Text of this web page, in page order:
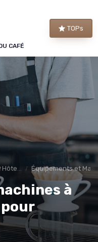
CAFÉ
TOPs
Équipements et
à